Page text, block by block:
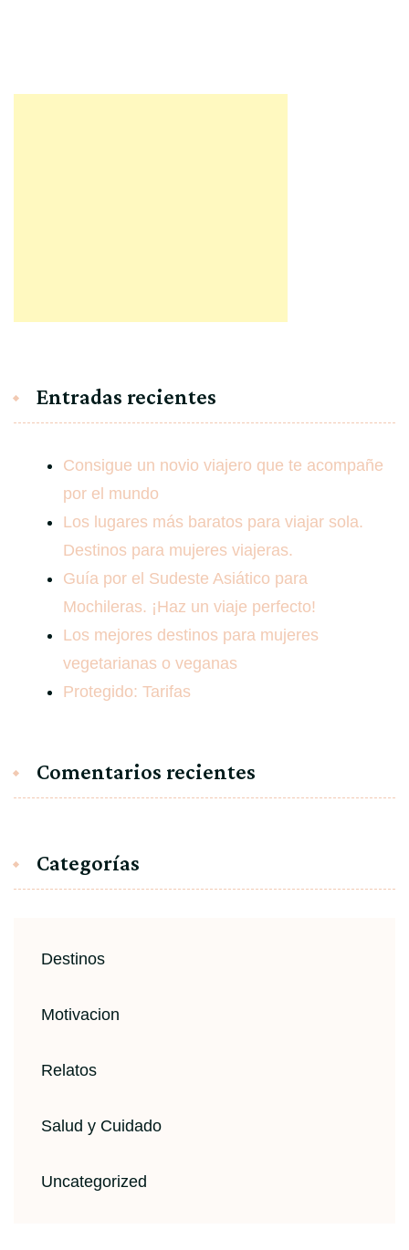
Entradas recientes
Consigue un novio viajero que te acompañe
por el mundo
Los lugares más baratos para viajar sola.
Destinos para mujeres viajeras.
Guía por el Sudeste Asiático para
Mochileras. ¡Haz un viaje perfecto!
Los mejores destinos para mujeres
vegetarianas o veganas
Protegido: Tarifas
Comentarios recientes
Categorías
Destinos
Motivacion
Relatos
Salud y Cuidado
Uncategorized